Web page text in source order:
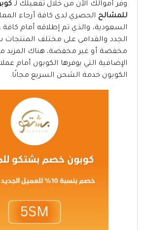
وفر أموالك الآن من خلال تفعيلك لـ
للمشالح الحصري لدى كافة أرجاء
السعودية، والذي تم إطلاقه أمام كافة
الجدد والقدامى على مختلف المنتجات
مخفضة أو غير مخفضة، هناك المزيد من
الإضافية التي يوفرها الكوبون أمام
الكوبون خدمة الشحن السريع مجانًا.